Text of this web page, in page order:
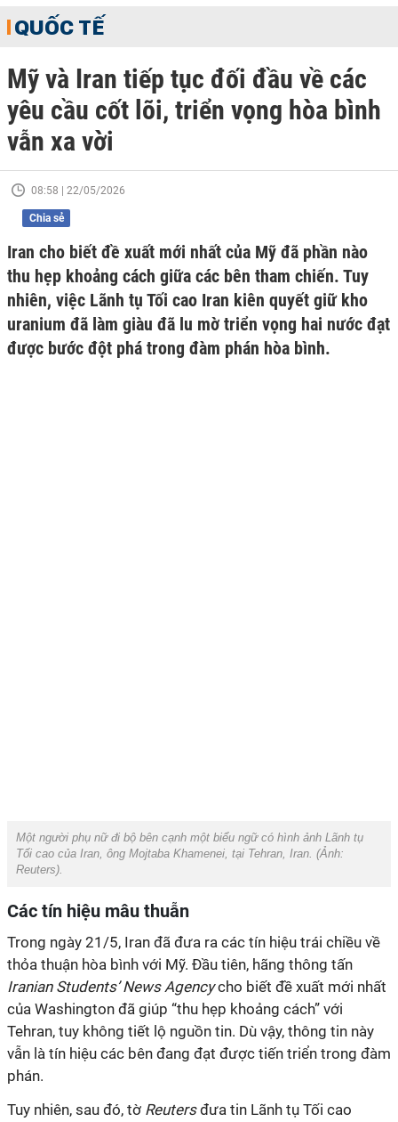
QUỐC TẾ
Mỹ và Iran tiếp tục đối đầu về các
yêu cầu cốt lõi, triển vọng hòa bình
vẫn xa vời
08:58 | 22/05/2026
Chia sẻ
Iran cho biết đề xuất mới nhất của Mỹ đã phần nào
thu hẹp khoảng cách giữa các bên tham chiến. Tuy
nhiên, việc Lãnh tụ Tối cao Iran kiên quyết giữ kho
uranium đã làm giàu đã lu mờ triển vọng hai nước đạt
được bước đột phá trong đàm phán hòa bình.
Một người phụ nữ đi bộ bên cạnh một biểu ngữ có hình ảnh Lãnh tụ
Tối cao của Iran, ông Mojtaba Khamenei, tại Tehran, Iran. (Ảnh:
Reuters).
Các tín hiệu mâu thuẫn
Trong ngày 21/5, Iran đã đưa ra các tín hiệu trái chiều về
thỏa thuận hòa bình với Mỹ. Đầu tiên, hãng thông tấn
Iranian Students’ News Agencycho biết đề xuất mới nhất
của Washington đã giúp “thu hẹp khoảng cách” với
Tehran, tuy không tiết lộ nguồn tin. Dù vậy, thông tin này
vẫn là tín hiệu các bên đang đạt được tiến triển trong đàm
phán.
Tuy nhiên, sau đó, tờ Reutersđưa tin Lãnh tụ Tối cao